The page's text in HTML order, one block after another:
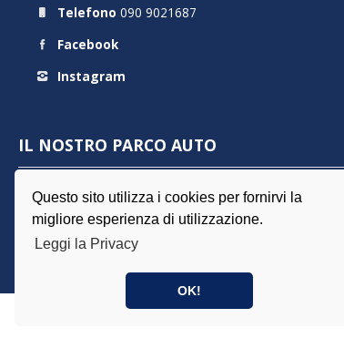
Questo sito utilizza i cookies per fornirvi la
migliore esperienza di utilizzazione.
Leggi la Privacy
OK!
Telefono 090 9021687
Facebook
Instagram
IL NOSTRO PARCO AUTO
Autocarro Berlina City Car Minicar Station Wagon